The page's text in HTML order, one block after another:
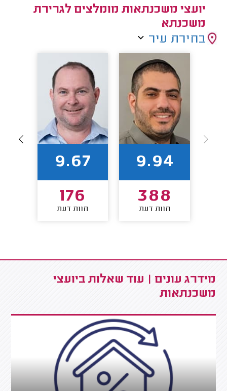
יועצי משכנתאות מומלצים לגרירת
משכנתא
בחירת עיר
9.94
388
חוות דעת
9.67
176
חוות דעת
מידרג עונים | עוד שאלות ביועצי
משכנתאות